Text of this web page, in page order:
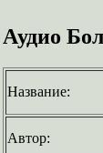
Аудио
Название:
Автор: